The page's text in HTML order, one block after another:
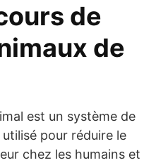
de
de
est un système de
pour réduire le
chez les humains et